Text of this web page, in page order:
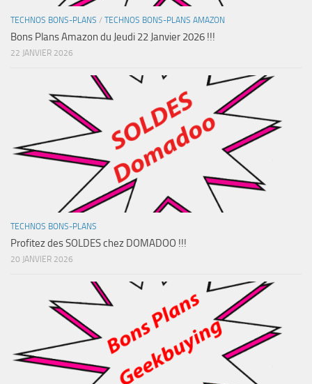
TECHNOS BONS-PLANS / TECHNOS BONS-PLANS AMAZON
Bons Plans Amazon du Jeudi 22 Janvier 2026 !!!
22 JANVIER 2026
TECHNOS BONS-PLANS
Profitez des SOLDES chez DOMADOO !!!
20 JANVIER 2026